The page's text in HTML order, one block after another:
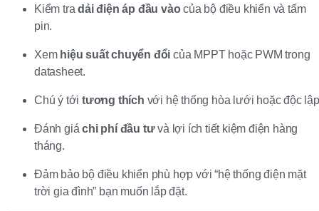
Kiểm tradải điện áp đầu vàocủa bộ điều khiển và tấm
pin.
Xem hiệu suất chuyển đổi của MPPT hoặc PWM trong
datasheet.
Chú ý tới tương thích với hệ thống hòa lưới hoặc độc
Đánh giáchi phí đầu tưvà lợi ích tiết kiệm điện hàng
tháng.
Đảm bảo bộ điều khiển phù hợp với “hệ thống điện mặt
trời gia đình” bạn muốn lắp đặt.